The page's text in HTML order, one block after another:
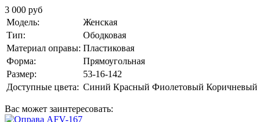
3 000 руб
Модель:
Женская
Тип:
Ободковая
Материал оправы: Пластиковая
Форма:
Прямоугольная
Размер:
53-16-142
Доступные цвета: Синий Красный Фиолетовый Коричневый
Вас может заинтересовать: